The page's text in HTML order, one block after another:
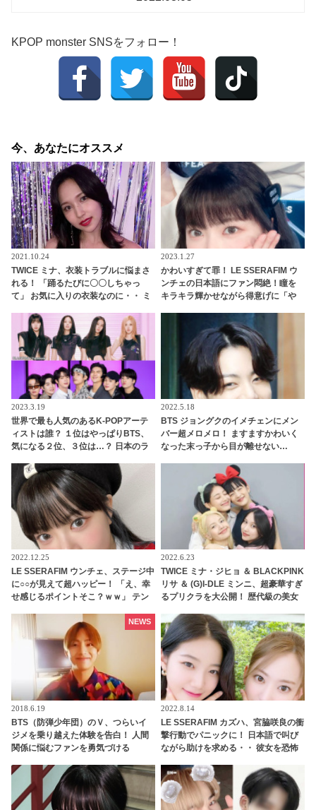
KPOP monster SNSをフォロー！
今、あなたにオススメ
2021.10.24
TWICE ミナ、衣装トラブルに悩まさ
れる！ 「踊るたびに〇〇しちゃっ
て」 お気に入りの衣装なのに・・ ミ
2023.1.27
かわいすぎて罪！ LE SSERAFIM ウ
ンチェの日本語にファン悶絶！瞳を
キラキラ輝かせながら得意げに「や
2023.3.19
世界で最も人気のあるK-POPアーテ
ィストは誰？ １位はやっぱりBTS、
気になる２位、３位は…？ 日本のラ
ンクイン！ 各国の個性あふれるデー
タに注目殺到
2022.5.18
BTS ジョングクのイメチェンにメン
バー超メロメロ！ ますますかわいく
なった末っ子から目が離せない…
反応にファン共感
2022.12.25
LE SSERAFIM ウンチェ、ステージ中
に○○が見えて超ハッピー！ 「え、幸
せ感じるポイントそこ？ｗｗ」 テン
とは？ 無邪気で愛らしい発言にほっ
2022.6.23
TWICE ミナ・ジヒョ ＆ BLACKPINK
リサ ＆ (G)I-DLE ミンニ、超豪華すぎ
るプリクラを大公開！ 歴代級の美女
ットがかわいすぎる
2018.6.19
BTS（防弾少年団）のＶ、つらいイ
ジメを乗り越えた体験を告白！ 人間
関係に悩むファンを勇気づける
NEWS
2022.8.14
LE SSERAFIM カズハ、宮脇咲良の衝
撃行動でパニックに！ 日本語で叫び
ながら助けを求める・・ 彼女を恐怖
プニングとは？